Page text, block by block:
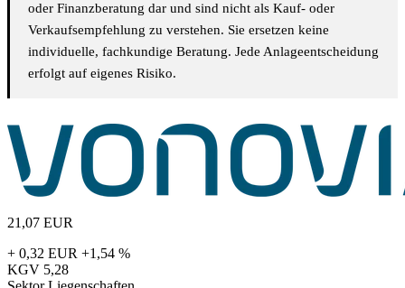
oder Finanzberatung dar und sind nicht als Kauf- oder
Verkaufsempfehlung zu verstehen. Sie ersetzen keine
individuelle, fachkundige Beratung. Jede Anlageentscheidung
erfolgt auf eigenes Risiko.
21,07 EUR
+ 0,32 EUR +1,54 %
KGV 5,28